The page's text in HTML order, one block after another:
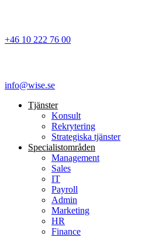
+46 10 222 76 00
info@wise.se
Tjänster
Konsult
Rekrytering
Strategiska tjänster
Specialist­områden
Management
Sales
IT
Payroll
Admin
Marketing
HR
Finance